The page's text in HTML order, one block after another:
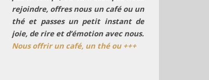
rejoindre, offres nous un café ou un
thé et passes un petit instant de
joie, de rire et d’émotion avec nous.
Nous offrir un café, un thé ou +++